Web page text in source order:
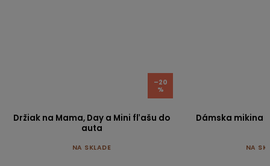
–20
%
Držiak na Mama, Day a Mini fľašu do
auta
NA SKLADE
Dámska mikina
NA